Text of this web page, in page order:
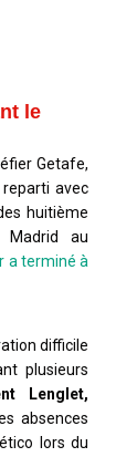
le
Getafe,
avec
huitième
au
a terminé à
difficile
plusieurs
Lenglet,
absences
lors du